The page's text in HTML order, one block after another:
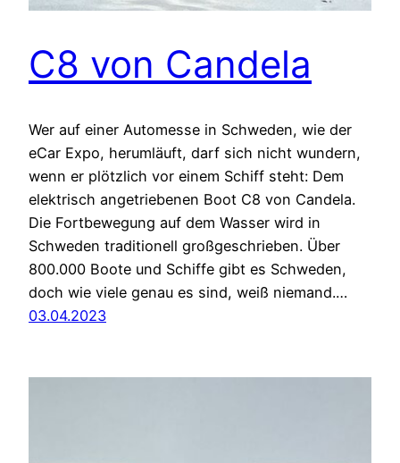
C8 von Candela
Wer auf einer Automesse in Schweden, wie der
eCar Expo, herumläuft, darf sich nicht wundern,
wenn er plötzlich vor einem Schiff steht: Dem
elektrisch angetriebenen Boot C8 von Candela.
Die Fortbewegung auf dem Wasser wird in
Schweden traditionell großgeschrieben. Über
800.000 Boote und Schiffe gibt es Schweden,
doch wie viele genau es sind, weiß niemand.…
03.04.2023